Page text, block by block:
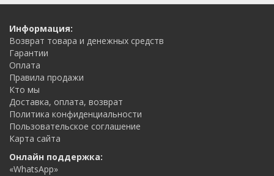
Информация:
Возврат товара и денежных средств
Гарантии
Оплата
Правила продажи
Кто мы
Доставка, оплата, возврат
Политика конфиденциальности
Пользовательское соглашение
Карта сайта
Онлайн поддержка:
«WhatsApp»